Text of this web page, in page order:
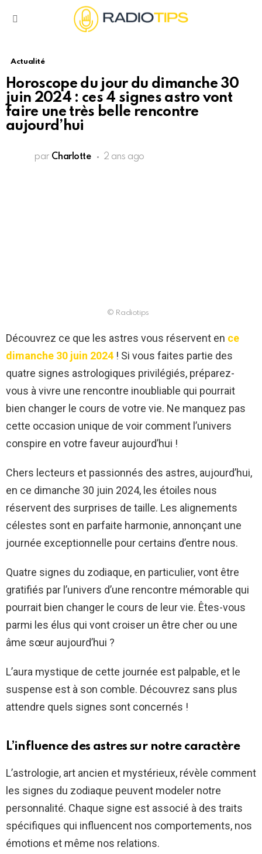
Actualité
Horoscope du jour du dimanche 30
juin 2024 : ces 4 signes astro vont
faire une très belle rencontre
aujourd’hui
par Charlotte 2 ans ago
© Radiotips
Découvrez ce que les astres vous réservent en ce
dimanche 30 juin 2024 ! Si vous faites partie des
quatre signes astrologiques privilégiés, préparez-
vous à vivre une rencontre inoubliable qui pourrait
bien changer le cours de votre vie. Ne manquez pas
cette occasion unique de voir comment l’univers
conspire en votre faveur aujourd’hui !
Chers lecteurs et passionnés des astres, aujourd’hui,
en ce dimanche 30 juin 2024, les étoiles nous
réservent des surprises de taille. Les alignements
célestes sont en parfaite harmonie, annonçant une
journée exceptionnelle pour certains d’entre nous.
Quatre signes du zodiaque, en particulier, vont être
gratifiés par l’univers d’une rencontre mémorable qui
pourrait bien changer le cours de leur vie. Êtes-vous
parmi les élus qui vont croiser un être cher ou une
âme sœur aujourd’hui ?
L’aura mystique de cette journée est palpable, et le
suspense est à son comble. Découvrez sans plus
attendre quels signes sont concernés !
L’influence des astres sur notre caractère
L’astrologie, art ancien et mystérieux, révèle comment
les signes du zodiaque peuvent modeler notre
personnalité. Chaque signe est associé à des traits
spécifiques qui influencent nos comportements, nos
émotions et même nos relations.